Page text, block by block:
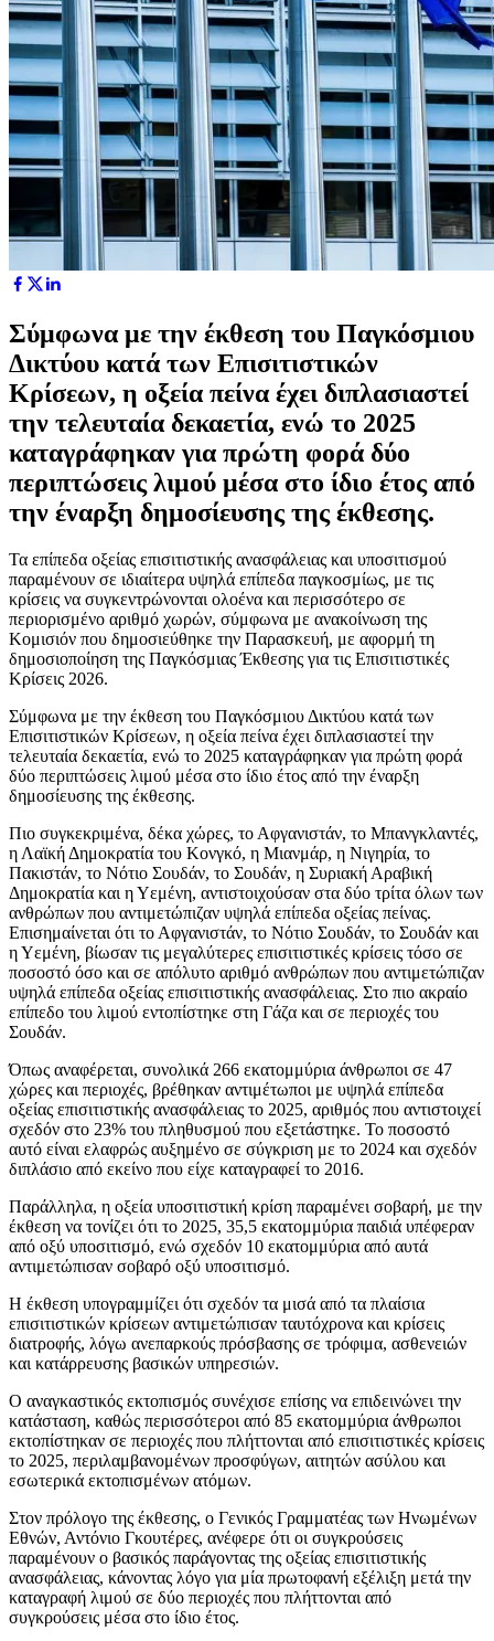
Σύμφωνα με την έκθεση του Παγκόσμιου
Δικτύου κατά των Επισιτιστικών
Κρίσεων, η οξεία πείνα έχει διπλασιαστεί
την τελευταία δεκαετία, ενώ το 2025
καταγράφηκαν για πρώτη φορά δύο
περιπτώσεις λιμού μέσα στο ίδιο έτος από
την έναρξη δημοσίευσης της έκθεσης.
Τα επίπεδα οξείας επισιτιστικής ανασφάλειας και υποσιτισμού
παραμένουν σε ιδιαίτερα υψηλά επίπεδα παγκοσμίως, με τις
κρίσεις να συγκεντρώνονται ολοένα και περισσότερο σε
περιορισμένο αριθμό χωρών, σύμφωνα με ανακοίνωση της
Κομισιόν που δημοσιεύθηκε την Παρασκευή, με αφορμή τη
δημοσιοποίηση της Παγκόσμιας Έκθεσης για τις Επισιτιστικές
Κρίσεις 2026.
Σύμφωνα με την έκθεση του Παγκόσμιου Δικτύου κατά των
Επισιτιστικών Κρίσεων, η οξεία πείνα έχει διπλασιαστεί την
τελευταία δεκαετία, ενώ το 2025 καταγράφηκαν για πρώτη φορά
δύο περιπτώσεις λιμού μέσα στο ίδιο έτος από την έναρξη
δημοσίευσης της έκθεσης.
Πιο συγκεκριμένα, δέκα χώρες, το Αφγανιστάν, το Μπανγκλαντές,
η Λαϊκή Δημοκρατία του Κονγκό, η Μιανμάρ, η Νιγηρία, το
Πακιστάν, το Νότιο Σουδάν, το Σουδάν, η Συριακή Αραβική
Δημοκρατία και η Υεμένη, αντιστοιχούσαν στα δύο τρίτα όλων των
ανθρώπων που αντιμετώπιζαν υψηλά επίπεδα οξείας πείνας.
Επισημαίνεται ότι το Αφγανιστάν, το Νότιο Σουδάν, το Σουδάν και
η Υεμένη, βίωσαν τις μεγαλύτερες επισιτιστικές κρίσεις τόσο σε
ποσοστό όσο και σε απόλυτο αριθμό ανθρώπων που αντιμετώπιζαν
υψηλά επίπεδα οξείας επισιτιστικής ανασφάλειας. Στο πιο ακραίο
επίπεδο του λιμού εντοπίστηκε στη Γάζα και σε περιοχές του
Σουδάν.
Όπως αναφέρεται, συνολικά 266 εκατομμύρια άνθρωποι σε 47
χώρες και περιοχές, βρέθηκαν αντιμέτωποι με υψηλά επίπεδα
οξείας επισιτιστικής ανασφάλειας το 2025, αριθμός που αντιστοιχεί
σχεδόν στο 23% του πληθυσμού που εξετάστηκε. Το ποσοστό
αυτό είναι ελαφρώς αυξημένο σε σύγκριση με το 2024 και σχεδόν
διπλάσιο από εκείνο που είχε καταγραφεί το 2016.
Παράλληλα, η οξεία υποσιτιστική κρίση παραμένει σοβαρή, με την
έκθεση να τονίζει ότι το 2025, 35,5 εκατομμύρια παιδιά υπέφεραν
από οξύ υποσιτισμό, ενώ σχεδόν 10 εκατομμύρια από αυτά
αντιμετώπισαν σοβαρό οξύ υποσιτισμό.
Η έκθεση υπογραμμίζει ότι σχεδόν τα μισά από τα πλαίσια
επισιτιστικών κρίσεων αντιμετώπισαν ταυτόχρονα και κρίσεις
διατροφής, λόγω ανεπαρκούς πρόσβασης σε τρόφιμα, ασθενειών
και κατάρρευσης βασικών υπηρεσιών.
Ο αναγκαστικός εκτοπισμός συνέχισε επίσης να επιδεινώνει την
κατάσταση, καθώς περισσότεροι από 85 εκατομμύρια άνθρωποι
εκτοπίστηκαν σε περιοχές που πλήττονται από επισιτιστικές κρίσεις
το 2025, περιλαμβανομένων προσφύγων, αιτητών ασύλου και
εσωτερικά εκτοπισμένων ατόμων.
Στον πρόλογο της έκθεσης, ο Γενικός Γραμματέας των Ηνωμένων
Εθνών, Αντόνιο Γκουτέρες, ανέφερε ότι οι συγκρούσεις
παραμένουν ο βασικός παράγοντας της οξείας επισιτιστικής
ανασφάλειας, κάνοντας λόγο για μία πρωτοφανή εξέλιξη μετά την
καταγραφή λιμού σε δύο περιοχές που πλήττονται από
συγκρούσεις μέσα στο ίδιο έτος.